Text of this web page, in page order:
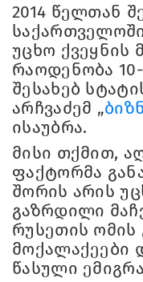
2014 წელთან
უცხო ქვეყნის
რაოდენობა
შესახებ
არჩვაძემ „
ისაუბრა.
მისი თქმით,
ფაქტორმა
შორის არის
გაზრდილი
რუსეთის
მოქალაქეები
წასული